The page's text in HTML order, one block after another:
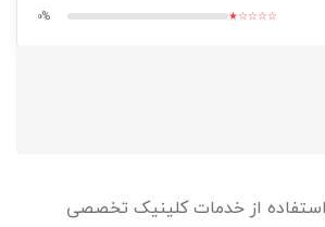
★☆☆☆☆
0%
استفاده از خدمات کلینیک تخصصی